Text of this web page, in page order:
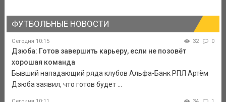
ФУТБОЛЬНЫЕ НОВОСТИ
Сегодня 10:15 32 0
Дзюба: Готов завершить карьеру, если не позовёт
хорошая команда
Бывший нападающий ряда клубов Альфа-Банк РПЛ Артём
Дзюба заявил, что готов будет ...